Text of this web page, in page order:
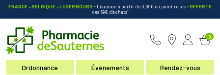
FRANCE • BELGIQUE • LUXEMBOURG - Livraison à partir de 3,99€ en point relais-OFFERTE
dès 69€ d’achats*
Ordonnance Événements Rendez-vous
0